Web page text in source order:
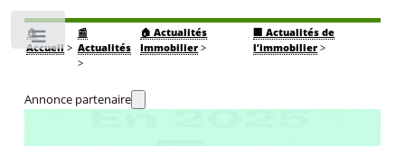
🏠
Accueil>
📰
Actualités
>
🏠 Actualités
Immobilier >
🏢 Actualités de
l’immobilier >
Annonce partenaire
Toggle